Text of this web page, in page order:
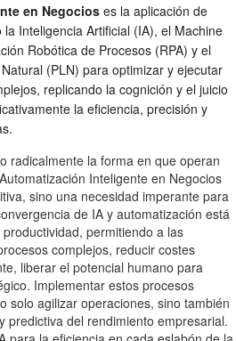
en Negocios es la aplicación de
Inteligencia Artificial (IA), el Machine
Robótica de Procesos (RPA) y el
(PLN) para optimizar y ejecutar
replicando la cognición y el juicio
la eficiencia, precisión y
radicalmente la forma en que operan
Inteligente en Negocios
sino una necesidad imperante para
de IA y automatización está
permitiendo a las
complejos, reducir costes
liberar el potencial humano para
Implementar estos procesos
solo agilizar operaciones, sino también
predictiva del rendimiento empresarial.